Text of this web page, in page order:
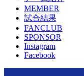
MEMBER
試合結果
FANCLUB
SPONSOR
Instagram
Facebook